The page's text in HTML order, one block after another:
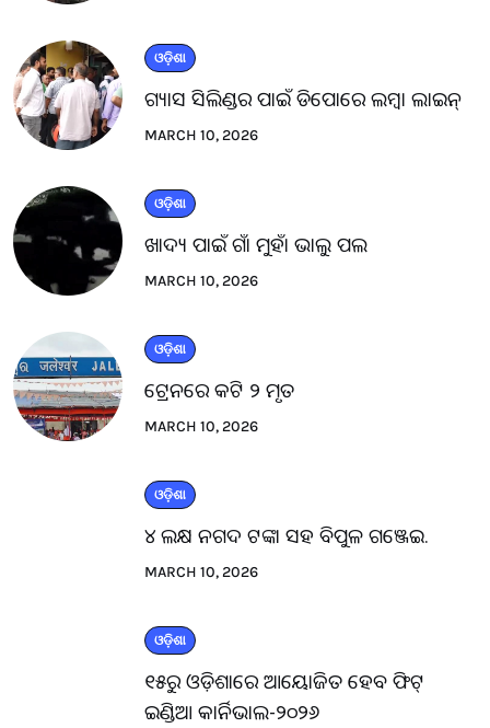
ଓଡ଼ିଶା
ଗ୍ୟାସ ସିଲିଣ୍ଡର ପାଇଁ ଡିପୋରେ ଲମ୍ବା ଲାଇନ୍
MARCH 10, 2026
ଓଡ଼ିଶା
ଖାଦ୍ୟ ପାଇଁ ଗାଁ ମୁହାଁ ଭାଲୁ ପଲ
MARCH 10, 2026
ଓଡ଼ିଶା
ଟ୍ରେନରେ କଟି ୨ ମୃତ
MARCH 10, 2026
ଓଡ଼ିଶା
୪ ଲକ୍ଷ ନଗଦ ଟଙ୍କା ସହ ବିପୁଳ ଗଞ୍ଜେଇ.
MARCH 10, 2026
ଓଡ଼ିଶା
୧୫ରୁ ଓଡ଼ିଶାରେ ଆୟୋଜିତ ହେବ ଫିଟ୍
ଇଣ୍ଡିଆ କାର୍ନିଭାଲ-୨୦୨୬